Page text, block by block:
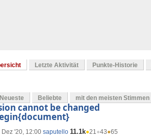
Letzte Aktivität Punkte-Historie
Neueste Beliebte mit den meisten Stimmen
cannot be changed
Dez '20, 12:00 saputello 11.1k●21●43●65